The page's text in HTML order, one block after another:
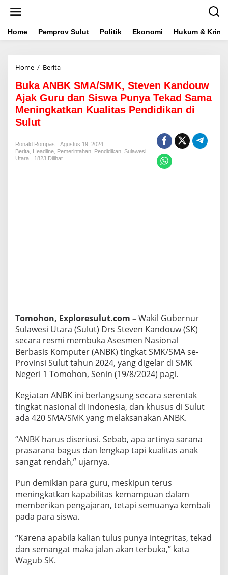
t
Home Pemprov Sulut Politik Ekonomi Hukum &
Home / Berita
k
a
A
N
S
M
A
u
w
A
j
a
k
u
u
d
a
i
s
w
P
u
n
y
a
e
k
a
Buka ANBK SMA/SMK, Steven Kandouw
Ajak Guru dan Siswa Punya Tekad Sama
Meningkatkan Kualitas Pendidikan di
Sulut
Ronald Rompas
Agustus 19, 2024
Berita Headline Pemerintahan Pendidikan Sulawesi
Utara
1823 Dilihat
Tomohon, Exploresulut.com –Wakil Gubernur
Sulawesi Utara (Sulut) Drs Steven Kandouw (SK)
secara resmi membuka Asesmen Nasional
Berbasis Komputer (ANBK) tingkat SMK/SMA se-
Provinsi Sulut tahun 2024, yang digelar di SMK
Negeri 1 Tomohon, Senin (19/8/2024) pagi.
Kegiatan ANBK ini berlangsung secara serentak
tingkat nasional di Indonesia, dan khusus di Sulut
ada 420 SMA/SMK yang melaksanakan ANBK.
“ANBK harus diseriusi. Sebab, apa artinya sarana
prasarana bagus dan lengkap tapi kualitas anak
sangat rendah,” ujarnya.
Pun demikian para guru, meskipun terus
meningkatkan kapabilitas kemampuan dalam
memberikan pengajaran, tetapi semuanya kembali
pada para siswa.
“Karena apabila kalian tulus punya integritas, tekad
dan semangat maka jalan akan terbuka,” kata
Wagub SK.